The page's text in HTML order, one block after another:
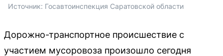
Источник: Госавтоинспекция Саратовской области
Дорожно-транспортное происшествие с
участием мусоровоза произошло сегодня